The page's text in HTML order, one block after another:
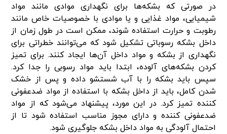
در صورتی که بشکه‌ها برای نگهداری موادی مانند مواد
شیمیایی، مواد غذایی و یا موادی با خصوصیات خاص مانند
رطوبت و حرارت استفاده شوند، ممکن است در طول زمان از
داخل بشکه رسوباتی تشکیل شود که می‌توانند خطراتی برای
نگهداری از بشکه‌ و مواد داخل آن‌ها ایجاد کنند. برای تمیز
کردن بشکه‌های آلوده، ابتدا باید مواد رسوبی را جدا کرد.
سپس باید بشکه را با آب شستشو داده و پس از خشک
شدن کامل، باید از داخل بشکه با استفاده از مواد ضدعفونی
کننده تمیز کرد. در این مورد، پیشنهاد می‌شود که از مواد
ضدعفونی کننده و دارای مجوز مناسب استفاده شود تا از
احتمال آلودگی به مواد داخل بشکه جلوگیری شود.